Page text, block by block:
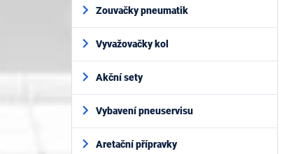
e
Zouvačky pneumatik
Vyvažovačky kol
Akční sety
Vybavení pneuservisu
Aretační přípravky